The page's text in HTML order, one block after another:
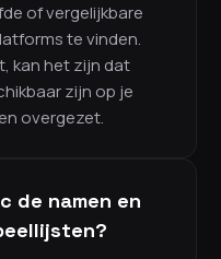
of vergelijkbare
te vinden.
kan het zijn dat
zijn op je
overgezet.
de namen en